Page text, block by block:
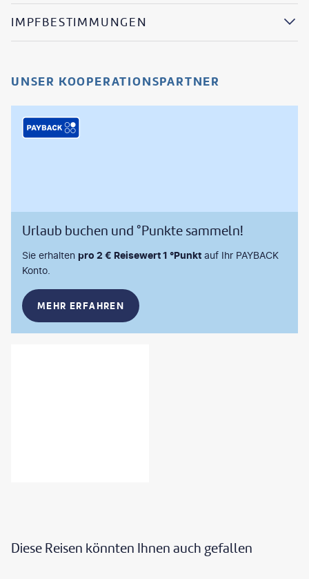
IMPFBESTIMMUNGEN
UNSER KOOPERATIONSPARTNER
Urlaub buchen und °Punkte sammeln!
Sie erhalten pro 2 € Reisewert 1 °Punkt auf Ihr PAYBACK
Konto.
MEHR ERFAHREN
Diese Reisen könnten Ihnen auch gefallen